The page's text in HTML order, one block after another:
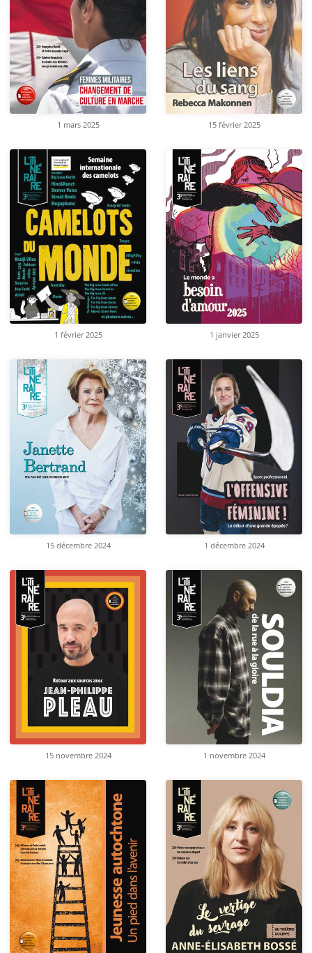
1 mars 2025 15 février 2025
1 février 2025 1 janvier 2025
15 décembre 2024 1 décembre 2024
15 novembre 2024 1 novembre 2024